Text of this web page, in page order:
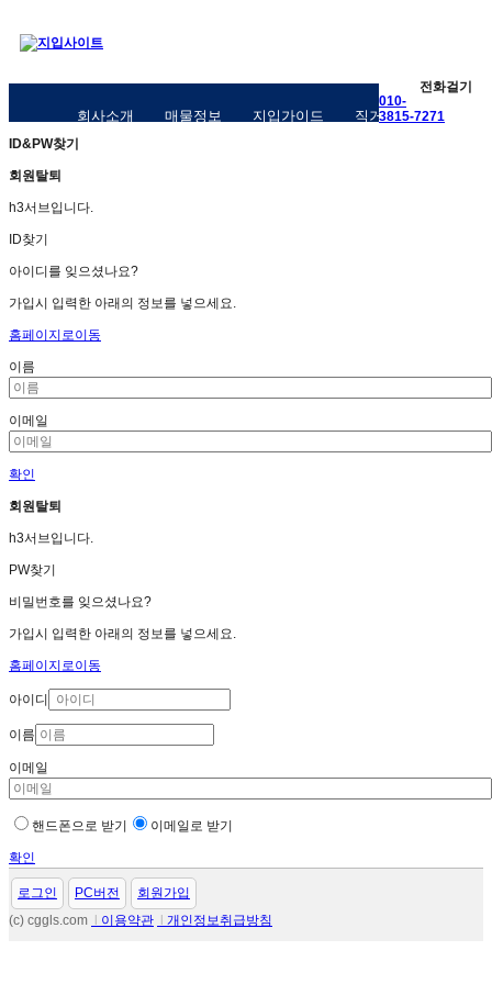
전화걸기
010-
3815-7271
회사소개 매물정보 지입가이드 직거래구인구직
ID&PW찾기
회원탈퇴
h3서브입니다.
ID찾기
아이디를 잊으셨나요?
가입시 입력한 아래의 정보를 넣으세요.
홈페이지로이동
이름
이메일
확인
회원탈퇴
h3서브입니다.
PW찾기
비밀번호를 잊으셨나요?
가입시 입력한 아래의 정보를 넣으세요.
홈페이지로이동
아이디
이름
이메일
핸드폰으로 받기 이메일로 받기
확인
로그인 PC버전
회원가입
(c) cggls.com
이용약관 개인정보취급방침